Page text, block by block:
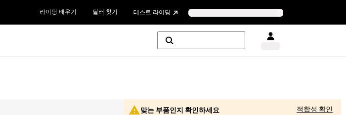
라이딩 배우기 딜러 찾기 테스트 라이딩
맞는 부품인지 확인하세요 적합성 확인